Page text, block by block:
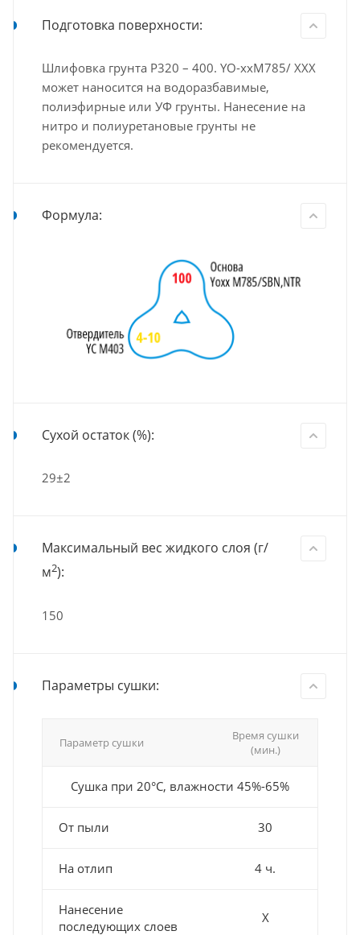
Подготовка поверхности:
Шлифовка грунта Р320 – 400. YO-xxM785/ XXX
может наносится на водоразбавимые,
полиэфирные или УФ грунты. Нанесение на
нитро и полиуретановые грунты не
рекомендуется.
Формула:
Сухой остаток (%):
29±2
Максимальный вес жидкого слоя (г/
м2):
150
Параметры сушки:
Параметр сушки
Время сушки
(мин.)
Сушка при 20°С, влажности 45%-65%
От пыли 30
На отлип 4 ч.
Нанесение
последующих слоев
Х